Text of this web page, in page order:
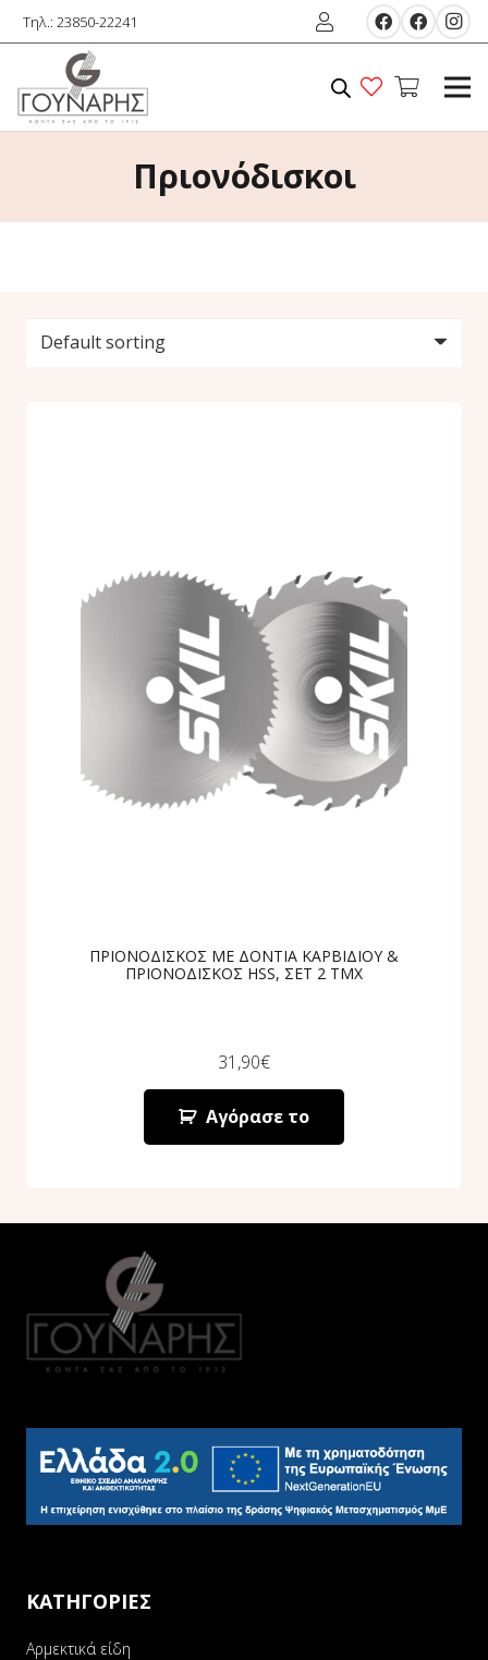
Τηλ.: 23850-22241
Πριονόδισκοι
ΠΡΙΟΝΟΔΙΣΚΟΣ ΜΕ ΔΟΝΤΙΑ ΚΑΡΒΙΔΙΟΥ &
ΠΡΙΟΝΟΔΙΣΚΟΣ HSS, ΣΕΤ 2 ΤΜΧ
31,90€
Αγόρασε το
ΚΑΤΗΓΟΡΙΕΣ
Αρμεκτικά είδη